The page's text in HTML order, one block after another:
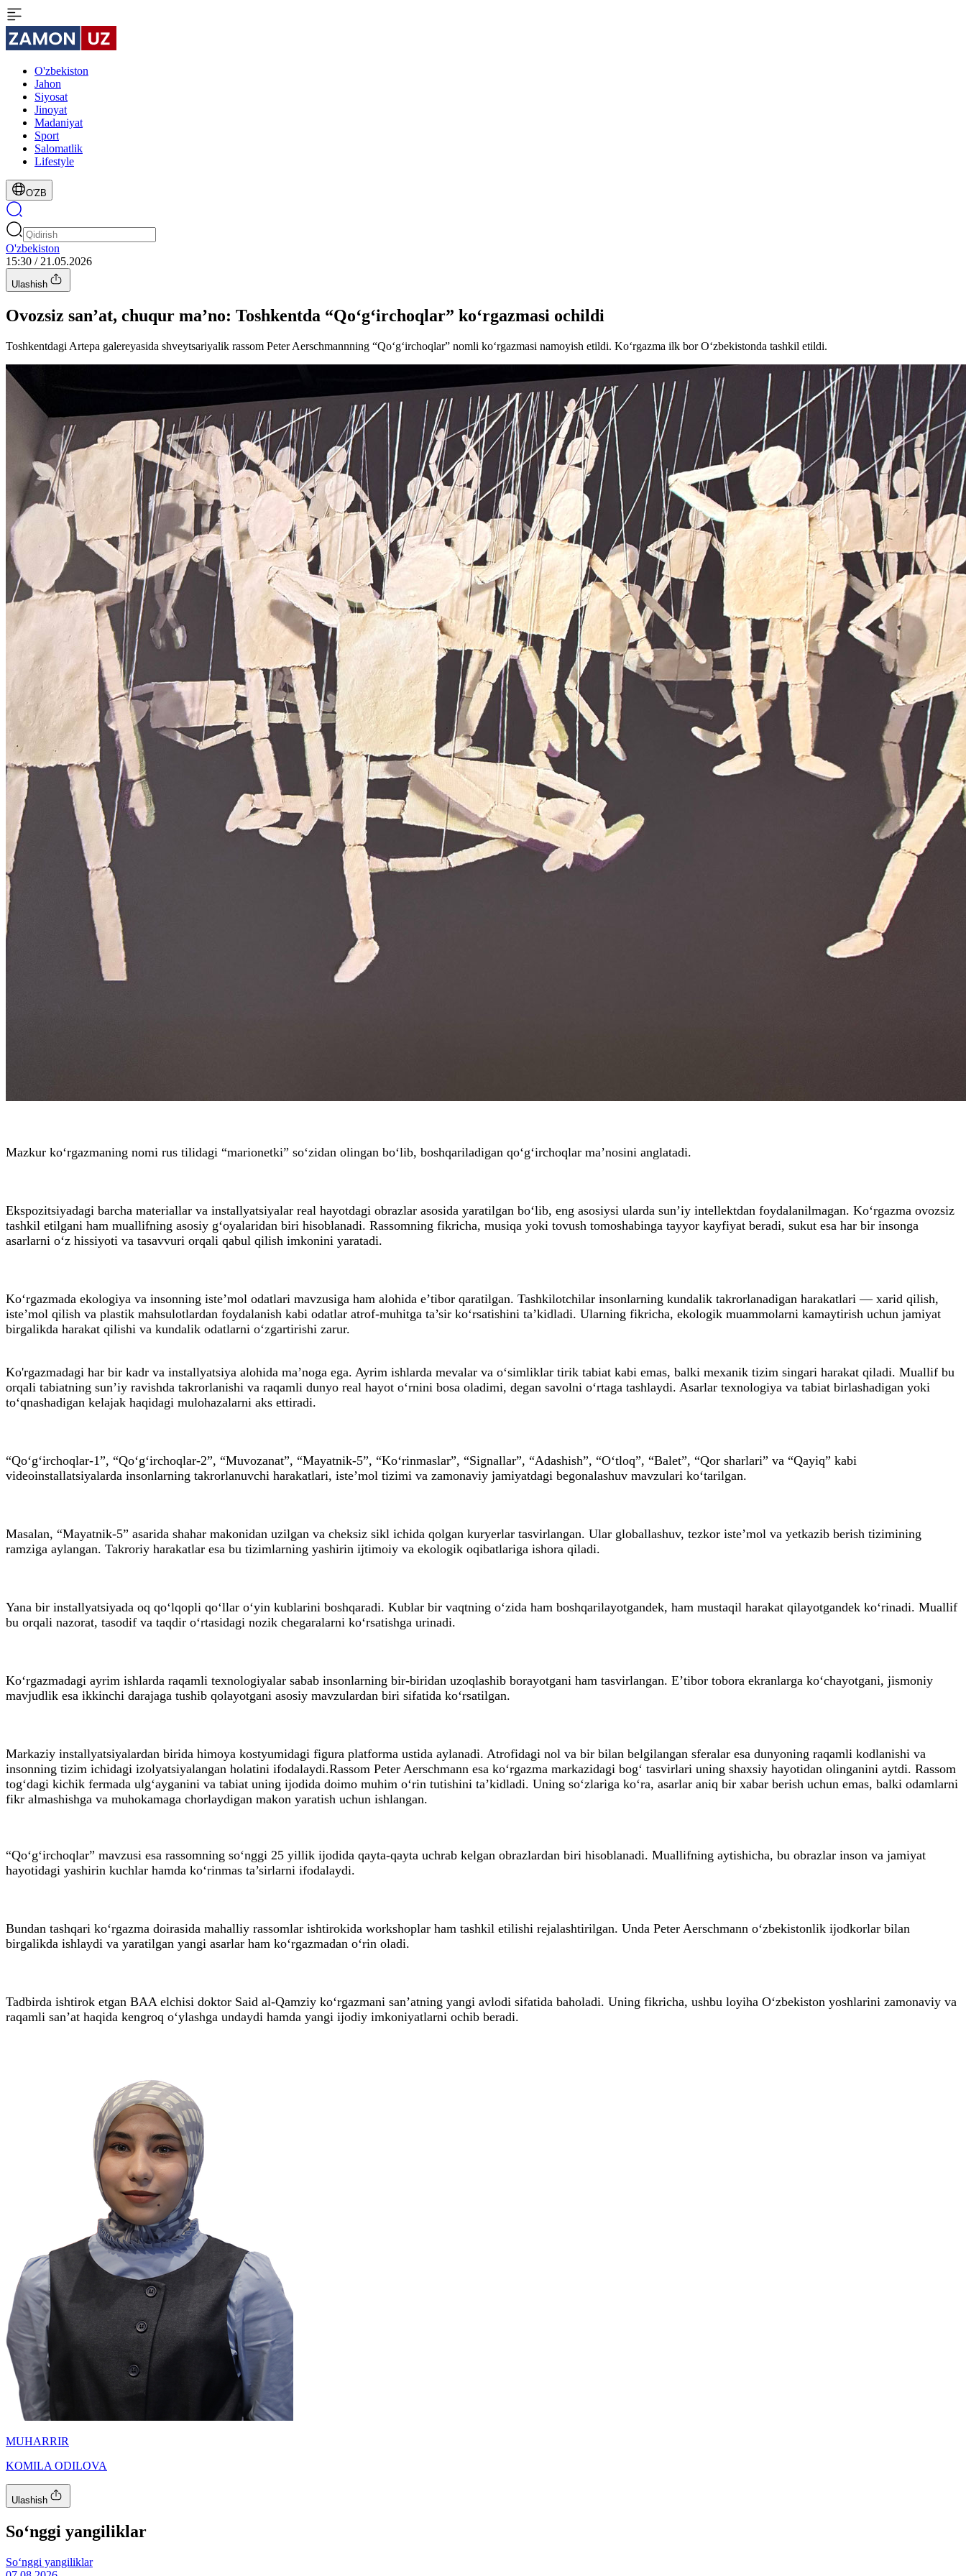
O'zbekiston
Jahon
Siyosat
Jinoyat
Madaniyat
Sport
Salomatlik
Lifestyle
O'ZB
O'zbekiston
15:30 / 21.05.2026
Ulashish
Ovozsiz san’at, chuqur ma’no: Toshkentda “Qo‘g‘irchoqlar” ko‘rgazmasi ochildi
Toshkentdagi Artepa galereyasida shveytsariyalik rassom Peter Aerschmannning “Qo‘g‘irchoqlar” nomli ko‘rgazmasi namoyish etildi. Ko‘rgazma ilk bor O‘zbekistonda tashkil etildi.
Mazkur ko‘rgazmaning nomi rus tilidagi “marionetki” so‘zidan olingan bo‘lib, boshqariladigan qo‘g‘irchoqlar ma’nosini anglatadi.
Ekspozitsiyadagi barcha materiallar va installyatsiyalar real hayotdagi obrazlar asosida yaratilgan bo‘lib, eng asosiysi ularda sun’iy intellektdan foydalanilmagan. Ko‘rgazma ovozsiz
tashkil etilgani ham muallifning asosiy g‘oyalaridan biri hisoblanadi. Rassomning fikricha, musiqa yoki tovush tomoshabinga tayyor kayfiyat beradi, sukut esa har bir insonga
asarlarni o‘z hissiyoti va tasavvuri orqali qabul qilish imkonini yaratadi.
Ko‘rgazmada ekologiya va insonning iste’mol odatlari mavzusiga ham alohida e’tibor qaratilgan. Tashkilotchilar insonlarning kundalik takrorlanadigan harakatlari — xarid qilish,
iste’mol qilish va plastik mahsulotlardan foydalanish kabi odatlar atrof-muhitga ta’sir ko‘rsatishini ta’kidladi. Ularning fikricha, ekologik muammolarni kamaytirish uchun jamiyat
birgalikda harakat qilishi va kundalik odatlarni o‘zgartirishi zarur.
Ko'rgazmadagi har bir kadr va installyatsiya alohida ma’noga ega. Ayrim ishlarda mevalar va o‘simliklar tirik tabiat kabi emas, balki mexanik tizim singari harakat qiladi. Muallif bu
orqali tabiatning sun’iy ravishda takrorlanishi va raqamli dunyo real hayot o‘rnini bosa oladimi, degan savolni o‘rtaga tashlaydi. Asarlar texnologiya va tabiat birlashadigan yoki
to‘qnashadigan kelajak haqidagi mulohazalarni aks ettiradi.
“Qo‘g‘irchoqlar-1”, “Qo‘g‘irchoqlar-2”, “Muvozanat”, “Mayatnik-5”, “Ko‘rinmaslar”, “Signallar”, “Adashish”, “O‘tloq”, “Balet”, “Qor sharlari” va “Qayiq” kabi
videoinstallatsiyalarda insonlarning takrorlanuvchi harakatlari, iste’mol tizimi va zamonaviy jamiyatdagi begonalashuv mavzulari ko‘tarilgan.
Masalan, “Mayatnik-5” asarida shahar makonidan uzilgan va cheksiz sikl ichida qolgan kuryerlar tasvirlangan. Ular globallashuv, tezkor iste’mol va yetkazib berish tizimining
ramziga aylangan. Takroriy harakatlar esa bu tizimlarning yashirin ijtimoiy va ekologik oqibatlariga ishora qiladi.
Yana bir installyatsiyada oq qo‘lqopli qo‘llar o‘yin kublarini boshqaradi. Kublar bir vaqtning o‘zida ham boshqarilayotgandek, ham mustaqil harakat qilayotgandek ko‘rinadi. Muallif
bu orqali nazorat, tasodif va taqdir o‘rtasidagi nozik chegaralarni ko‘rsatishga urinadi.
Ko‘rgazmadagi ayrim ishlarda raqamli texnologiyalar sabab insonlarning bir-biridan uzoqlashib borayotgani ham tasvirlangan. E’tibor tobora ekranlarga ko‘chayotgani, jismoniy
mavjudlik esa ikkinchi darajaga tushib qolayotgani asosiy mavzulardan biri sifatida ko‘rsatilgan.
Markaziy installyatsiyalardan birida himoya kostyumidagi figura platforma ustida aylanadi. Atrofidagi nol va bir bilan belgilangan sferalar esa dunyoning raqamli kodlanishi va
insonning tizim ichidagi izolyatsiyalangan holatini ifodalaydi.Rassom Peter Aerschmann esa ko‘rgazma markazidagi bog‘ tasvirlari uning shaxsiy hayotidan olinganini aytdi. Rassom
tog‘dagi kichik fermada ulg‘ayganini va tabiat uning ijodida doimo muhim o‘rin tutishini ta’kidladi. Uning so‘zlariga ko‘ra, asarlar aniq bir xabar berish uchun emas, balki odamlarni
fikr almashishga va muhokamaga chorlaydigan makon yaratish uchun ishlangan.
“Qo‘g‘irchoqlar” mavzusi esa rassomning so‘nggi 25 yillik ijodida qayta-qayta uchrab kelgan obrazlardan biri hisoblanadi. Muallifning aytishicha, bu obrazlar inson va jamiyat
hayotidagi yashirin kuchlar hamda ko‘rinmas ta’sirlarni ifodalaydi.
Bundan tashqari ko‘rgazma doirasida mahalliy rassomlar ishtirokida workshoplar ham tashkil etilishi rejalashtirilgan. Unda Peter Aerschmann o‘zbekistonlik ijodkorlar bilan
birgalikda ishlaydi va yaratilgan yangi asarlar ham ko‘rgazmadan o‘rin oladi.
Tadbirda ishtirok etgan BAA elchisi doktor Said al-Qamziy ko‘rgazmani san’atning yangi avlodi sifatida baholadi. Uning fikricha, ushbu loyiha O‘zbekiston yoshlarini zamonaviy va
raqamli san’at haqida kengroq o‘ylashga undaydi hamda yangi ijodiy imkoniyatlarni ochib beradi.
MUHARRIR
KOMILA ODILOVA
Ulashish
So‘nggi yangiliklar
So‘nggi yangiliklar